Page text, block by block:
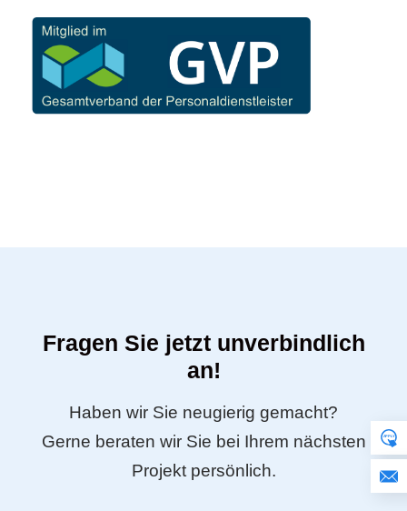
Fragen Sie jetzt unverbindlich
an!
Haben wir Sie neugierig gemacht?
Gerne beraten wir Sie bei Ihrem nächsten
Projekt persönlich.